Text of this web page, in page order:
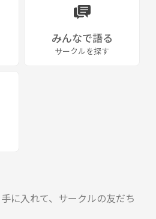
みんなで語る
サークルを探す
に入れて、サークルの友だち